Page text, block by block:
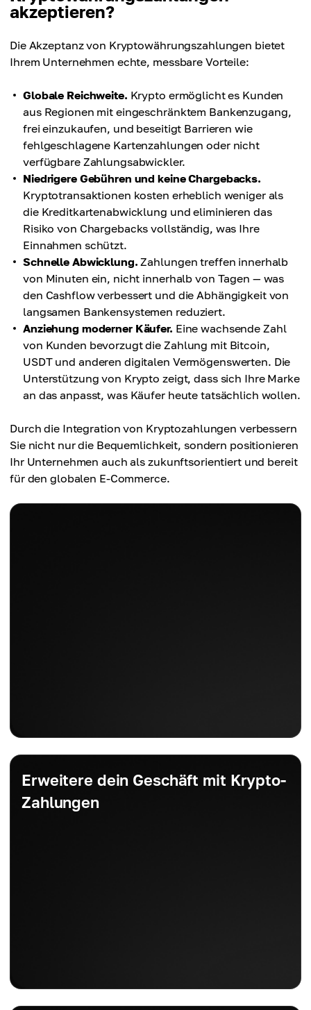
akzeptieren?
Die Akzeptanz von Kryptowährungszahlungen bietet
Ihrem Unternehmen echte, messbare Vorteile:
Globale Reichweite. Krypto ermöglicht es Kunden
aus Regionen mit eingeschränktem Bankenzugang,
frei einzukaufen, und beseitigt Barrieren wie
fehlgeschlagene Kartenzahlungen oder nicht
verfügbare Zahlungsabwickler.
Niedrigere Gebühren und keine Chargebacks.
Kryptotransaktionen kosten erheblich weniger als
die Kreditkartenabwicklung und eliminieren das
Risiko von Chargebacks vollständig, was Ihre
Einnahmen schützt.
Schnelle Abwicklung. Zahlungen treffen innerhalb
von Minuten ein, nicht innerhalb von Tagen — was
den Cashflow verbessert und die Abhängigkeit von
langsamen Bankensystemen reduziert.
Anziehung moderner Käufer. Eine wachsende Zahl
von Kunden bevorzugt die Zahlung mit Bitcoin,
USDT und anderen digitalen Vermögenswerten. Die
Unterstützung von Krypto zeigt, dass sich Ihre Marke
an das anpasst, was Käufer heute tatsächlich wollen.
Durch die Integration von Kryptozahlungen verbessern
Sie nicht nur die Bequemlichkeit, sondern positionieren
Ihr Unternehmen auch als zukunftsorientiert und bereit
für den globalen E-Commerce.
Erweitere dein Geschäft mit Krypto-
Zahlungen